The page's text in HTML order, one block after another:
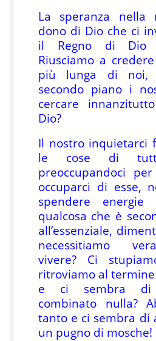
La speranza nella
dono di Dio che ci
il Regno di Dio
Riusciamo a
più lunga di noi,
secondo piano i
cercare
Dio?
Il nostro inquietarci
le cose di
preoccupandoci
occuparci di esse,
spendere
qualcosa che è
all’essenziale,
necessitiamo
vivere? Ci
ritroviamo al
e ci sembra di
combinato nulla?
tanto e ci sembra di
un pugno di mosche!